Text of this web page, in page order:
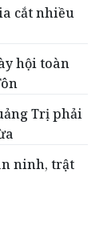
cắt nhiều
hội toàn
Trị phải
ninh, trật